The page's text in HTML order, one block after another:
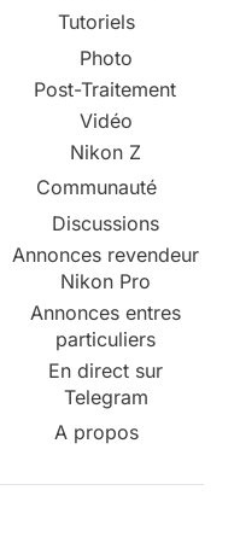
Tutoriels
Photo
Post-Traitement
Vidéo
Nikon Z
Communauté
Discussions
Annonces revendeur
Nikon Pro
Annonces entres
particuliers
En direct sur
Telegram
A propos